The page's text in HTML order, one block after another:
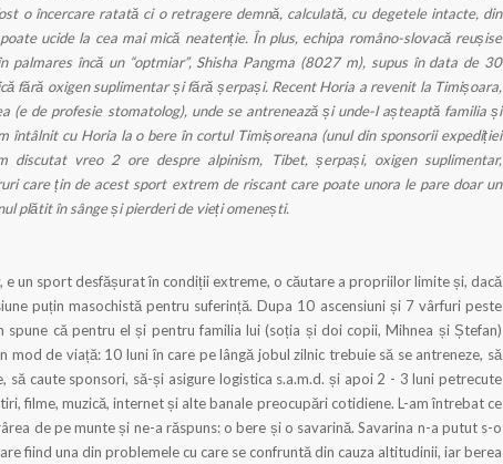
o încercare ratată ci o retragere demnă, calculată, cu degetele intacte, din
ucide la cea mai mică neatenție. În plus, echipa româno-slovacă reușise
palmares încă un “optmiar”, Shisha Pangma (8027 m), supus în data de 30
fără oxigen suplimentar și fără șerpași. Recent Horia a revenit la Timișoara,
(e de profesie stomatolog), unde se antrenează și unde-l așteaptă familia și
întâlnit cu Horia la o bere în cortul Timișoreana (unul din sponsorii expediției
discutat vreo 2 ore despre alpinism, Tibet, șerpași, oxigen suplimentar,
care țin de acest sport extrem de riscant care poate unora le pare doar un
plătit în sânge și pierderi de vieți omenești.
e un sport desfășurat în condiții extreme, o căutare a propriilor limite și, dacă
puțin masochistă pentru suferință. Dupa 10 ascensiuni și 7 vârfuri peste
că pentru el și pentru familia lui (soția și doi copii, Mihnea și Ștefan)
mod de viață: 10 luni în care pe lângă jobul zilnic trebuie să se antreneze, să
să caute sponsori, să-și asigure logistica s.a.m.d. și apoi 2 - 3 luni petrecute
filme, muzică, internet și alte banale preocupări cotidiene. L-am întrebat ce
de pe munte și ne-a răspuns: o bere și o savarină. Savarina n-a putut s-o
fiind una din problemele cu care se confruntă din cauza altitudinii, iar berea